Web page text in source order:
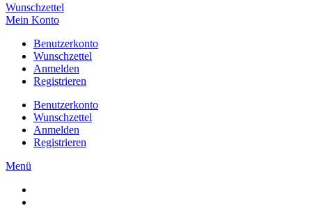
Wunschzettel
Mein Konto
Benutzerkonto
Wunschzettel
Anmelden
Registrieren
Benutzerkonto
Wunschzettel
Anmelden
Registrieren
Menü